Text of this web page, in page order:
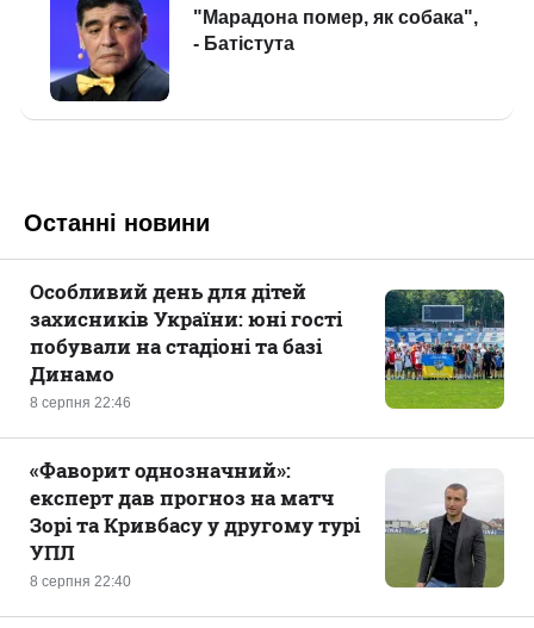
Останні новини
8 серпня 22:46
Особливий день для дітей
захисників України: юні гості
побували на стадіоні та базі
Динамо
8 серпня 22:40
«Фаворит однозначний»:
експерт дав прогноз на матч
Зорі та Кривбасу у другому турі
УПЛ